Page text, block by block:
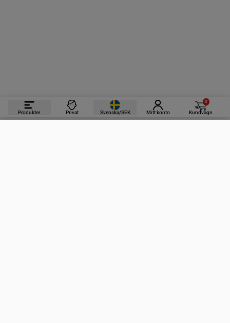
Produkter Privat Svenska/SEK Mitt konto
0
Kundvagn